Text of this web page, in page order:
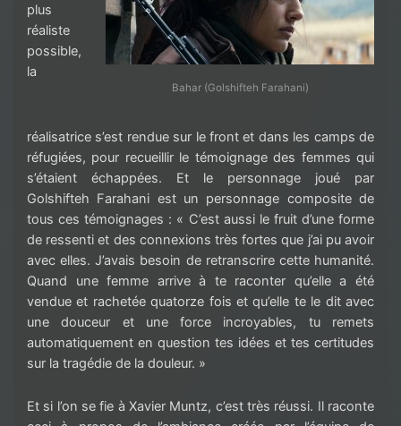
Bahar (Golshifteh Farahani)
plus
réaliste
possible,
la
réalisatrice s’est rendue sur le front et dans les camps de
réfugiées, pour recueillir le témoignage des femmes qui
s’étaient échappées. Et le personnage joué par
Golshifteh Farahani est un personnage composite de
tous ces témoignages : « C’est aussi le fruit d’une forme
de ressenti et des connexions très fortes que j’ai pu avoir
avec elles. J’avais besoin de retranscrire cette humanité.
Quand une femme arrive à te raconter qu’elle a été
vendue et rachetée quatorze fois et qu’elle te le dit avec
une douceur et une force incroyables, tu remets
automatiquement en question tes idées et tes certitudes
sur la tragédie de la douleur. »
Et si l’on se fie à Xavier Muntz, c’est très réussi. Il raconte